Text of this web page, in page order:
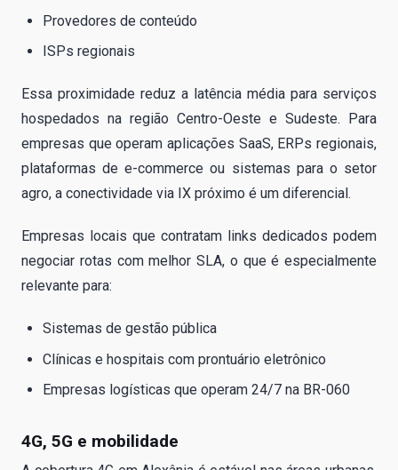
Provedores de conteúdo
ISPs regionais
Essa proximidade reduz a latência média para serviços
hospedados na região Centro-Oeste e Sudeste. Para
empresas que operam aplicações SaaS, ERPs regionais,
plataformas de e-commerce ou sistemas para o setor
agro, a conectividade via IX próximo é um diferencial.
Empresas locais que contratam links dedicados podem
negociar rotas com melhor SLA, o que é especialmente
relevante para:
Sistemas de gestão pública
Clínicas e hospitais com prontuário eletrônico
Empresas logísticas que operam 24/7 na BR-060
4G, 5G e mobilidade